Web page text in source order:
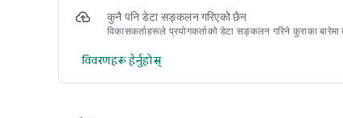
उद्योग विशेषज्ञहरूसँग जोडिन र अत्याधुनिक IT अन्तर्दृष्टि र
कुनै पनि डेटा सङ्कलन गरिएको छैन
विकासकर्ताहरूले प्रयोगकर्ताको डेटा सङ्कलन गरिने कुराका बारेमा
विवरणहरू हेर्नुहोस्